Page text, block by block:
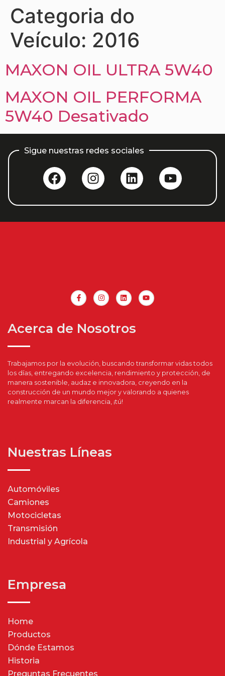
Categoria do
Veículo: 2016
MAXON OIL ULTRA 5W40
MAXON OIL PERFORMA
5W40 Desativado
Sigue nuestras redes sociales
Acerca de Nosotros
Trabajamos por la evolución, buscando transformar vidas todos
los días, entregando excelencia, rendimiento y protección, de
manera sostenible, audaz e innovadora, creyendo en la
construcción de un mundo mejor y valorando a quienes
realmente marcan la diferencia, ¡tú!
Nuestras Líneas
Automóviles
Camiones
Motocicletas
Transmisión
Industrial y Agrícola
Empresa
Home
Productos
Dónde Estamos
Historia
Preguntas Frecuentes